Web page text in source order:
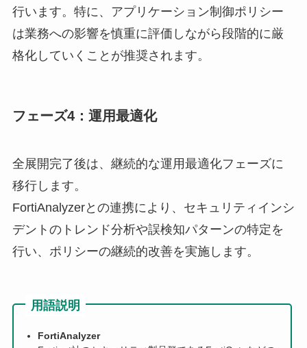
行います。特に、アプリケーション制御ポリシー
は業務への影響を慎重に評価しながら段階的に厳
格化していくことが推奨されます。
フェーズ4：運用最適化
全展開完了後は、継続的な運用最適化フェーズに
移行します。
FortiAnalyzerとの連携により、セキュリティインシ
デントのトレンド分析や誤検知パターンの特定を
行い、ポリシーの継続的改善を実施します。
用語説明
FortiAnalyzer